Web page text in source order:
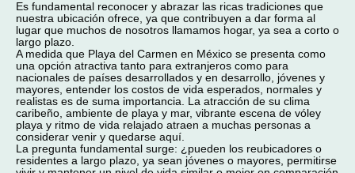
Es fundamental reconocer y abrazar las ricas tradiciones que
nuestra ubicación ofrece, ya que contribuyen a dar forma al
lugar que muchos de nosotros llamamos hogar, ya sea a corto o
largo plazo.
A medida que Playa del Carmen en México se presenta como
una opción atractiva tanto para extranjeros como para
nacionales de países desarrollados y en desarrollo, jóvenes y
mayores, entender los costos de vida esperados, normales y
realistas es de suma importancia. La atracción de su clima
caribeño, ambiente de playa y mar, vibrante escena de vóley
playa y ritmo de vida relajado atraen a muchas personas a
considerar venir y quedarse aquí.
La pregunta fundamental surge: ¿pueden los reubicadores o
residentes a largo plazo, ya sean jóvenes o mayores, permitirse